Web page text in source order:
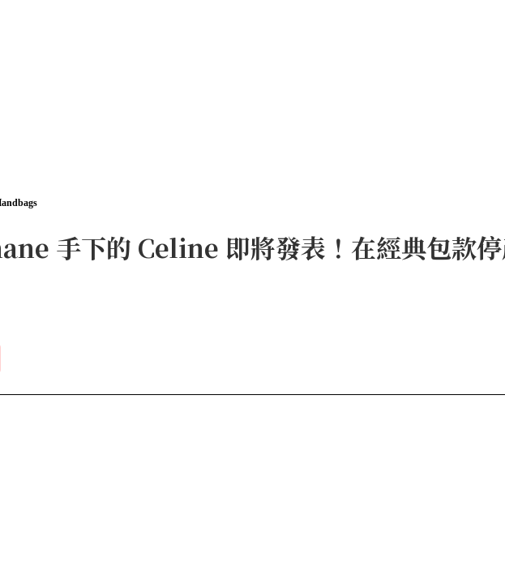
手下的 Celine 即將發表！在經典包款